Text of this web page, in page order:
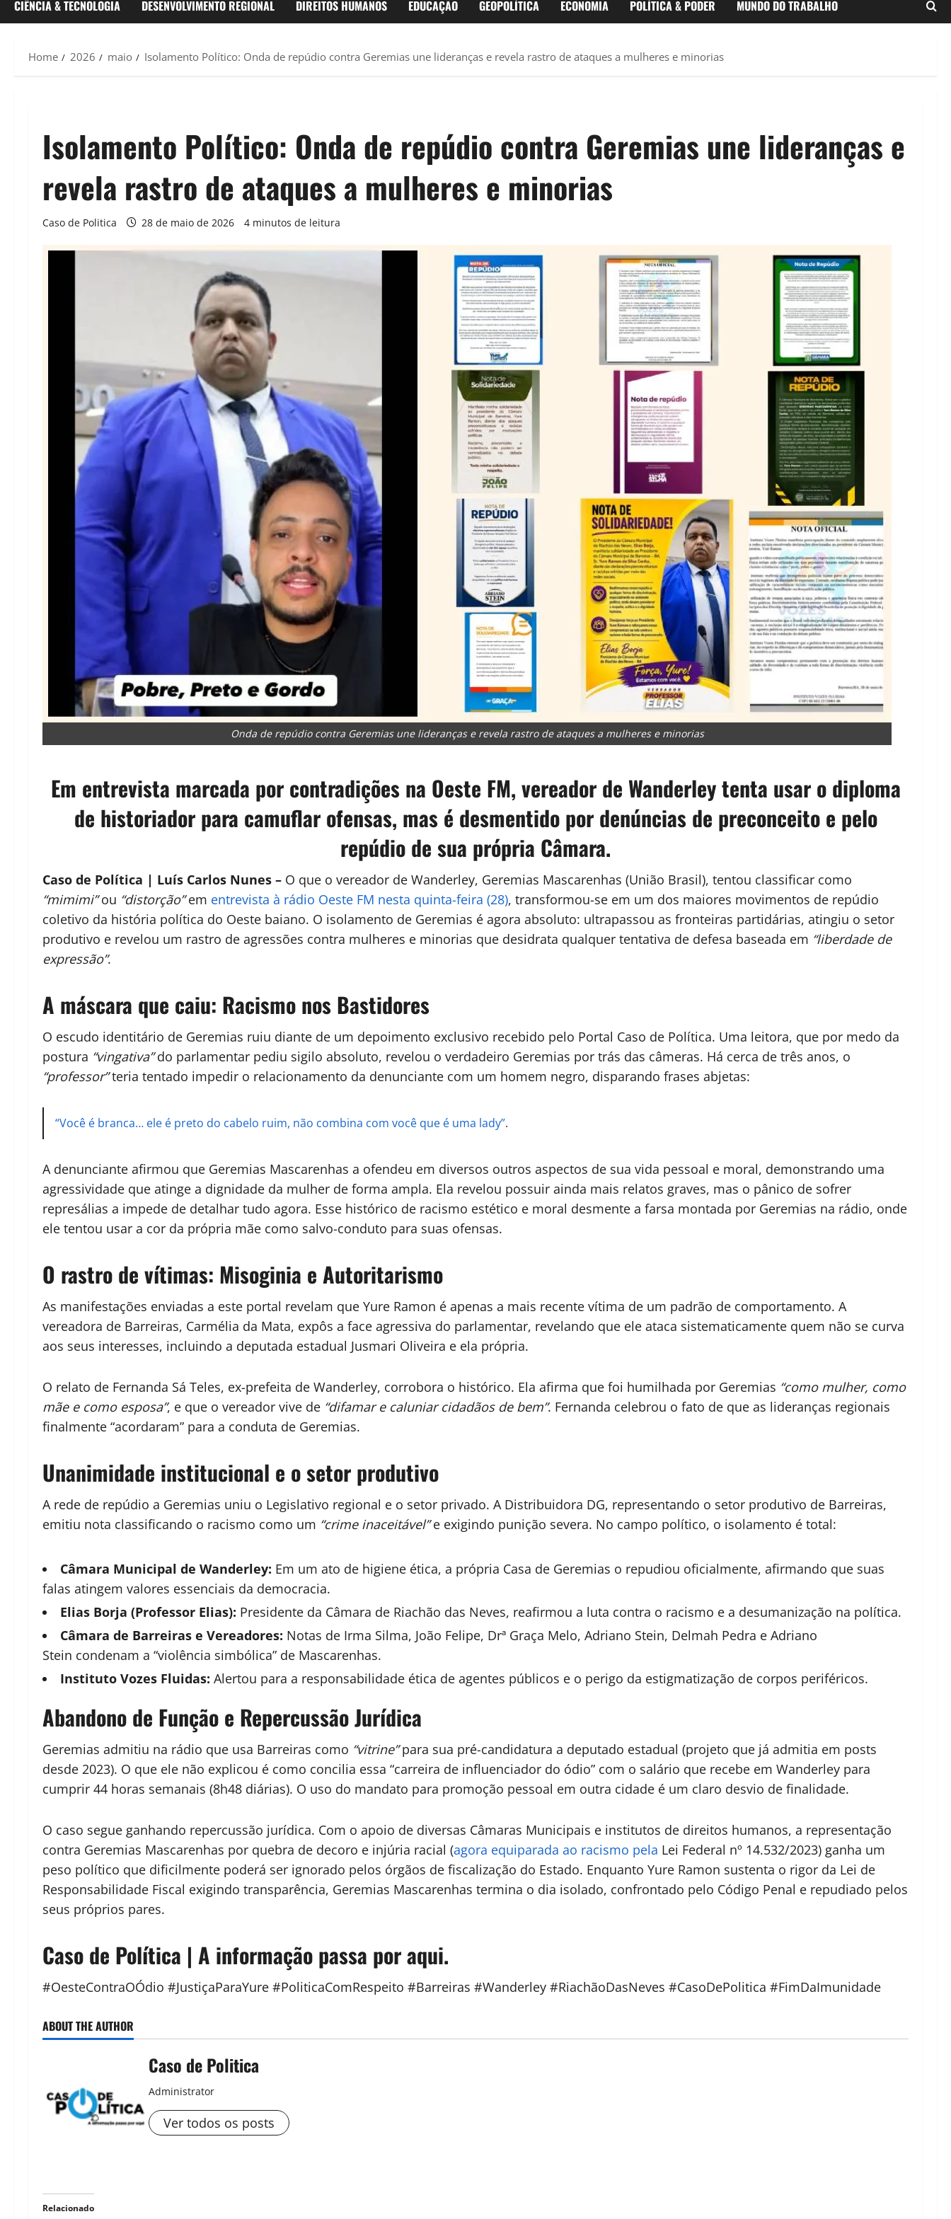
CIÊNCIA & TECNOLOGIA DESENVOLVIMENTO REGIONAL DIREITOS HUMANOS EDUCAÇÃO GEOPOLÍTICA ECONOMIA POLÍTICA & PODER MUNDO DO TRABALHO
Home 2026 maio Isolamento Político: Onda de repúdio contra Geremias une lideranças e revela rastro de ataques a mulheres e minorias
Isolamento Político: Onda de repúdio contra Geremias une lideranças e
revela rastro de ataques a mulheres e minorias
Caso de Politica 28 de maio de 2026 4 minutos de leitura
Onda de repúdio contra Geremias une lideranças e revela rastro de ataques a mulheres e minorias
Em entrevista marcada por contradições na Oeste FM, vereador de Wanderley tenta usar o diploma
de historiador para camuflar ofensas, mas é desmentido por denúncias de preconceito e pelo
repúdio de sua própria Câmara.
Caso de Política | Luís Carlos Nunes – O que o vereador de Wanderley, Geremias Mascarenhas (União Brasil), tentou classificar como
“mimimi”ou “distorção”em entrevista à rádio Oeste FM nesta quinta-feira (28), transformou-se em um dos maiores movimentos de repúdio
coletivo da história política do Oeste baiano. O isolamento de Geremias é agora absoluto: ultrapassou as fronteiras partidárias, atingiu o setor
produtivo e revelou um rastro de agressões contra mulheres e minorias que desidrata qualquer tentativa de defesa baseada em “liberdade de
expressão”.
A máscara que caiu: Racismo nos Bastidores
O escudo identitário de Geremias ruiu diante de um depoimento exclusivo recebido pelo Portal Caso de Política. Uma leitora, que por medo da
postura “vingativa”do parlamentar pediu sigilo absoluto, revelou o verdadeiro Geremias por trás das câmeras. Há cerca de três anos, o
“professor”teria tentado impedir o relacionamento da denunciante com um homem negro, disparando frases abjetas:
“Você é branca… ele é preto do cabelo ruim, não combina com você que é uma lady”.
A denunciante afirmou que Geremias Mascarenhas a ofendeu em diversos outros aspectos de sua vida pessoal e moral, demonstrando uma
agressividade que atinge a dignidade da mulher de forma ampla. Ela revelou possuir ainda mais relatos graves, mas o pânico de sofrer
represálias a impede de detalhar tudo agora. Esse histórico de racismo estético e moral desmente a farsa montada por Geremias na rádio, onde
ele tentou usar a cor da própria mãe como salvo-conduto para suas ofensas.
O rastro de vítimas: Misoginia e Autoritarismo
As manifestações enviadas a este portal revelam que Yure Ramon é apenas a mais recente vítima de um padrão de comportamento. A
vereadora de Barreiras, Carmélia da Mata, expôs a face agressiva do parlamentar, revelando que ele ataca sistematicamente quem não se curva
aos seus interesses, incluindo a deputada estadual Jusmari Oliveira e ela própria.
O relato de Fernanda Sá Teles, ex-prefeita de Wanderley, corrobora o histórico. Ela afirma que foi humilhada por Geremias “como mulher, como
mãe e como esposa”, e que o vereador vive de “difamar e caluniar cidadãos de bem”. Fernanda celebrou o fato de que as lideranças regionais
finalmente “acordaram” para a conduta de Geremias.
Unanimidade institucional e o setor produtivo
A rede de repúdio a Geremias uniu o Legislativo regional e o setor privado. A Distribuidora DG, representando o setor produtivo de Barreiras,
emitiu nota classificando o racismo como um “crime inaceitável”e exigindo punição severa. No campo político, o isolamento é total:
Câmara Municipal de Wanderley: Em um ato de higiene ética, a própria Casa de Geremias o repudiou oficialmente, afirmando que suas
falas atingem valores essenciais da democracia.
Elias Borja (Professor Elias): Presidente da Câmara de Riachão das Neves, reafirmou a luta contra o racismo e a desumanização na política.
Câmara de Barreiras e Vereadores: Notas de Irma Silma, João Felipe, Drª Graça Melo, Adriano Stein, Delmah Pedra e Adriano
Stein condenam a “violência simbólica” de Mascarenhas.
Instituto Vozes Fluidas: Alertou para a responsabilidade ética de agentes públicos e o perigo da estigmatização de corpos periféricos.
Abandono de Função e Repercussão Jurídica
Geremias admitiu na rádio que usa Barreiras como “vitrine”para sua pré-candidatura a deputado estadual (projeto que já admitia em posts
desde 2023). O que ele não explicou é como concilia essa “carreira de influenciador do ódio” com o salário que recebe em Wanderley para
cumprir 44 horas semanais (8h48 diárias). O uso do mandato para promoção pessoal em outra cidade é um claro desvio de finalidade.
O caso segue ganhando repercussão jurídica. Com o apoio de diversas Câmaras Municipais e institutos de direitos humanos, a representação
contra Geremias Mascarenhas por quebra de decoro e injúria racial (agora equiparada ao racismo pela Lei Federal nº 14.532/2023) ganha um
peso político que dificilmente poderá ser ignorado pelos órgãos de fiscalização do Estado. Enquanto Yure Ramon sustenta o rigor da Lei de
Responsabilidade Fiscal exigindo transparência, Geremias Mascarenhas termina o dia isolado, confrontado pelo Código Penal e repudiado pelos
seus próprios pares.
Caso de Política | A informação passa por aqui.
#OesteContraOÓdio #JustiçaParaYure #PoliticaComRespeito #Barreiras #Wanderley #RiachãoDasNeves #CasoDePolitica #FimDaImunidade
ABOUT THE AUTHOR
Caso de Politica
Administrator
Ver todos os posts
Relacionado